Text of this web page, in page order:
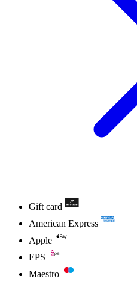
Gift card
American Express
Apple
EPS
Maestro